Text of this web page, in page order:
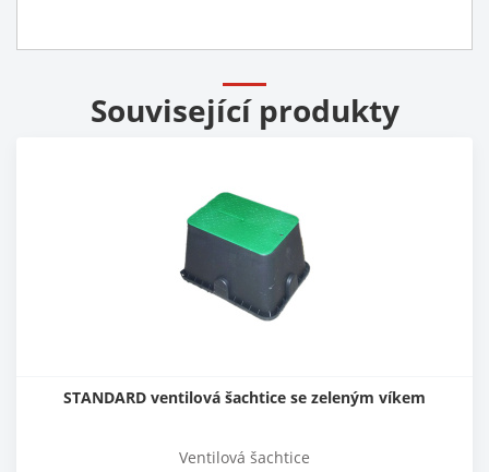
Související produkty
STANDARD ventilová šachtice se zeleným víkem
Ventilová šachtice